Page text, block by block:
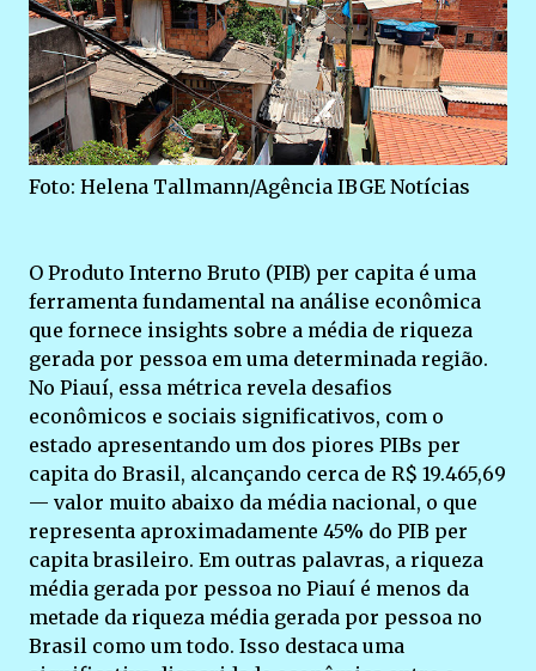
Foto: Helena Tallmann/Agência IBGE Notícias
O Produto Interno Bruto (PIB) per capita é uma
ferramenta fundamental na análise econômica
que fornece insights sobre a média de riqueza
gerada por pessoa em uma determinada região.
No Piauí, essa métrica revela desafios
econômicos e sociais significativos, com o
estado apresentando um dos piores PIBs per
capita do Brasil, alcançando cerca de R$ 19.465,69
— valor muito abaixo da média nacional, o que
representa aproximadamente 45% do PIB per
capita brasileiro. Em outras palavras, a riqueza
média gerada por pessoa no Piauí é menos da
metade da riqueza média gerada por pessoa no
Brasil como um todo. Isso destaca uma